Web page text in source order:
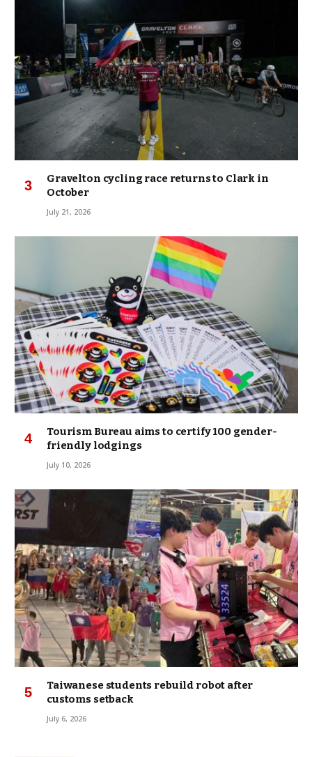
Gravelton cycling race returns to Clark in
October
July 21, 2026
Tourism Bureau aims to certify 100 gender-
friendly lodgings
July 10, 2026
Taiwanese students rebuild robot after
customs setback
July 6, 2026